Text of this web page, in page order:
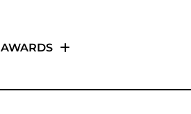
AWARDS